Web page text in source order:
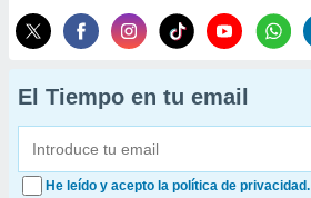
El Tiempo en tu email
He leído y acepto la política de privacidad.